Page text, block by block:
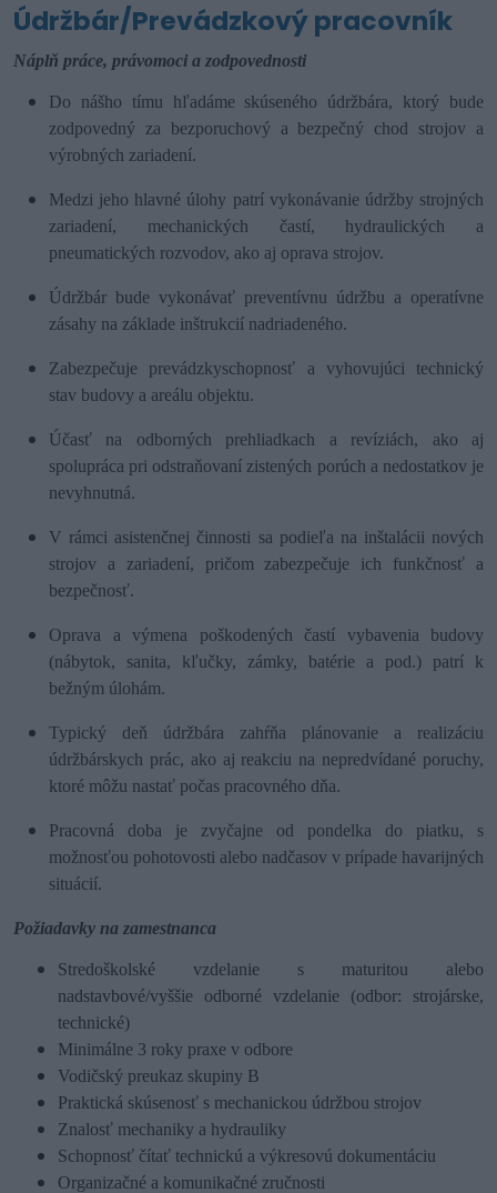
Údržbár/Prevádzkový pracovník
Náplň práce, právomoci a zodpovednosti
Do nášho tímu hľadáme skúseného údržbára, ktorý bude
zodpovedný za bezporuchový a bezpečný chod strojov a
výrobných zariadení.
Medzi jeho hlavné úlohy patrí vykonávanie údržby strojných
zariadení, mechanických častí, hydraulických a
pneumatických rozvodov, ako aj oprava strojov.
Údržbár bude vykonávať preventívnu údržbu a operatívne
zásahy na základe inštrukcií nadriadeného.
Zabezpečuje prevádzkyschopnosť a vyhovujúci technický
stav budovy a areálu objektu.
Účasť na odborných prehliadkach a revíziách, ako aj
spolupráca pri odstraňovaní zistených porúch a nedostatkov je
nevyhnutná.
V rámci asistenčnej činnosti sa podieľa na inštalácii nových
strojov a zariadení, pričom zabezpečuje ich funkčnosť a
bezpečnosť.
Oprava a výmena poškodených častí vybavenia budovy
(nábytok, sanita, kľučky, zámky, batérie a pod.) patrí k
bežným úlohám.
Typický deň údržbára zahŕňa plánovanie a realizáciu
údržbárskych prác, ako aj reakciu na nepredvídané poruchy,
ktoré môžu nastať počas pracovného dňa.
Pracovná doba je zvyčajne od pondelka do piatku, s
možnosťou pohotovosti alebo nadčasov v prípade havarijných
situácií.
Požiadavky na zamestnanca
Stredoškolské vzdelanie s maturitou alebo
nadstavbové/vyššie odborné vzdelanie (odbor: strojárske,
technické)
Minimálne 3 roky praxe v odbore
Vodičský preukaz skupiny B
Praktická skúsenosť s mechanickou údržbou strojov
Znalosť mechaniky a hydrauliky
Schopnosť čítať technickú a výkresovú dokumentáciu
Organizačné a komunikačné zručnosti